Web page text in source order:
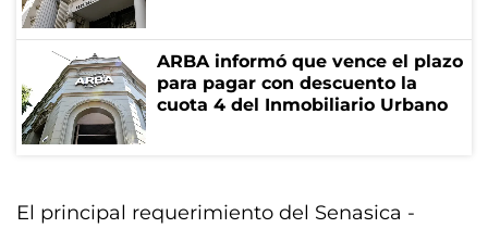
ARBA informó que vence el plazo
para pagar con descuento la
cuota 4 del Inmobiliario Urbano
El principal requerimiento del Senasica -